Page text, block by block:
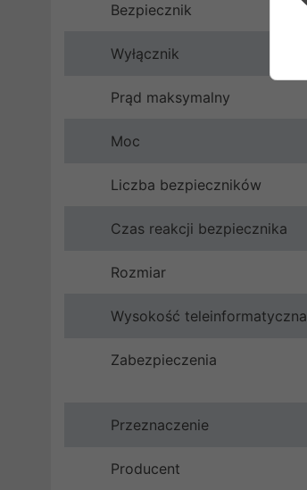
Bezpiecznik
Wyłącznik
Prąd maksymalny
Moc
Liczba bezpieczników
Czas reakcji bezpiecznika
Rozmiar
Wysokość teleinformatyczna
Zabezpieczenia
Przeznaczenie
Producent